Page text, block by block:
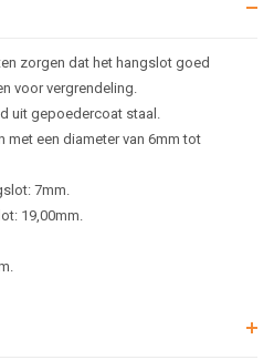
zorgen dat het hangslot goed
voor vergrendeling.
uit gepoedercoat staal.
met een diameter van 6mm tot
7mm.
19,00mm.